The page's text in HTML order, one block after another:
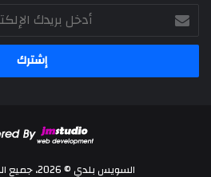
أدخل
بريدك
الإلكتروني
السويس بلدي © 2026، جميع الحقوق محفوظة